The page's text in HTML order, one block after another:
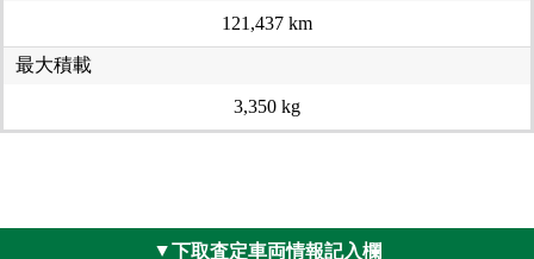
121,437 km
最大積載
3,350 kg
▲下取査定車両情報記入欄